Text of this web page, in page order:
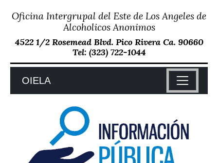
Skip
Oficina Intergrupal del Este de Los Angeles de
Alcoholicos Anonimos
4522 1/2 Rosemead Blvd. Pico Rivera Ca. 90660
Tel: (323) 722-1044
OIELA